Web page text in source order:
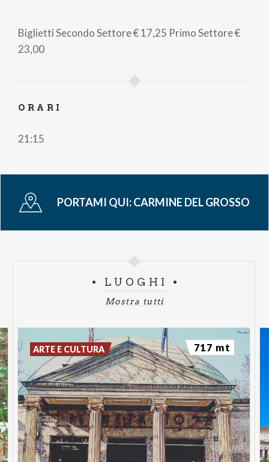
di
pane
BigliettiSecondo Settore€ 17,25 Primo Settore€
23,00
ORARI
21:15
PORTAMI QUI:CARMINE DEL GROSSO
LUOGHI
Mostra tutti
ARTE E CULTURA 717 mt